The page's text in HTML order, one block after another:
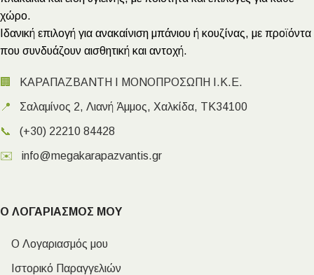
χώρο.
Ιδανική επιλογή για ανακαίνιση μπάνιου ή κουζίνας, με προϊόντα
που συνδυάζουν αισθητική και αντοχή.
🏢 ΚΑΡΑΠΑΖΒΑΝΤΗ Ι ΜΟΝΟΠΡΟΣΩΠΗ Ι.Κ.Ε.
📍 Σαλαμίνος 2, Λιανή Άμμος, Χαλκίδα, ΤΚ34100
📞 (+30) 22210 84428
✉️ info@megakarapazvantis.gr
Ο ΛΟΓΑΡΙΑΣΜΟΣ ΜΟΥ
Ο Λογαριασμός μου
Ιστορικό Παραγγελιών